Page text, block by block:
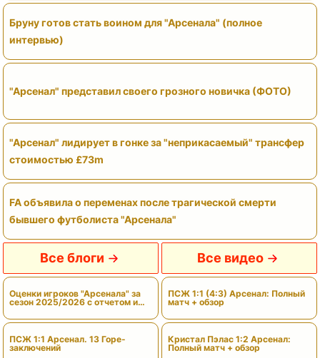
Бруну готов стать воином для "Арсенала" (полное
интервью)
"Арсенал" представил своего грозного новичка (ФОТО)
"Арсенал" лидирует в гонке за "неприкасаемый" трансфер
стоимостью £73m
FA объявила о переменах после трагической смерти
бывшего футболиста "Арсенала"
Все блоги
Оценки игроков "Арсенала" за
сезон 2025/2026 с отчетом и
ПСЖ 1:1 Арсенал. 13 Горе-
заключений
Все видео
ПСЖ 1:1 (4:3) Арсенал: Полный
матч + обзор
Кристал Пэлас 1:2 Арсенал:
Полный матч + обзор